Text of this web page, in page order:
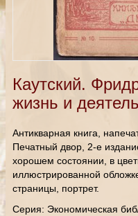
Каутский.
жизнь и
Антикварная книга,
Печатный двор, 2-е
хорошем состоянии, в
иллюстрированной
страницы, портрет.
Серия: Экономическая